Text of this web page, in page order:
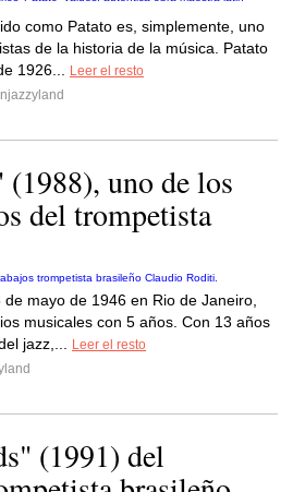
como Patato es, simplemente, uno
de la historia de la música. Patato
1926...
Leer el resto
uno de los
del trompetista
mayo de 1946 en Rio de Janeiro,
musicales con 5 años. Con 13 años
jazz,...
Leer el resto
(1991) del